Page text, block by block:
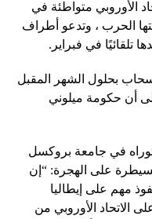
الأوروبي متواطئة في
الحرب ، وتدعو أطراف
تلقائيًا في فبراير.
بحلول الشهر المقبل
أن حكومة ميلوني
في جامعة بروكسل
على الهجرة: “إن
مهم على إيطاليا
الاتحاد الأوروبي من